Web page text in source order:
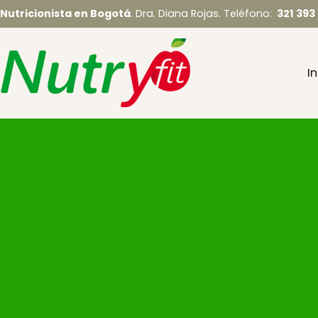
Saltar
al
Nutricionista en Bogotá. Dra. Diana Rojas. Teléfono: 321
Nutryfit –
Nutricionista en